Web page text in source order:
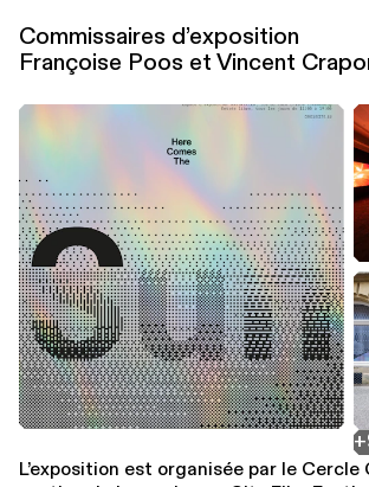
Com­mis­saires d’ex­po­si­tion
Françoise Poos et Vincent
L’ex­po­si­tion est organisée par le Cercle